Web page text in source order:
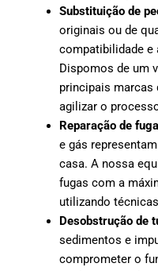
Substituição de
originais ou de
compatibilidade e
Dispomos de um
principais marcas
agilizar o
Reparação de
e gás
casa. A nossa
fugas com a
utilizando
Desobstrução de
sedimentos e
comprometer o